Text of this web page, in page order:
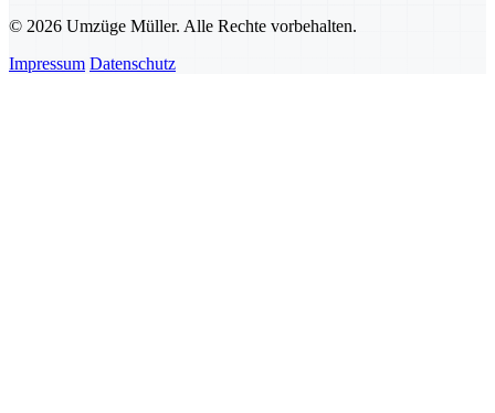
© 2026 Umzüge Müller. Alle Rechte vorbehalten.
Impressum Datenschutz